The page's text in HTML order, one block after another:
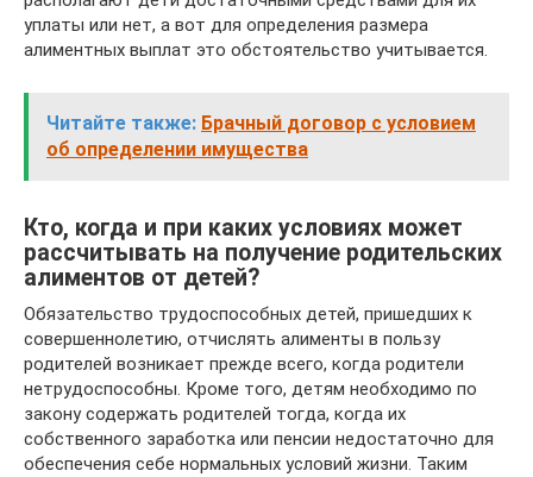
уплаты или нет, а вот для определения размера
алиментных выплат это обстоятельство учитывается.
Читайте также: Брачный договор с условием
об определении имущества
Кто, когда и при каких условиях может
рассчитывать на получение родительских
алиментов от детей?
Обязательство трудоспособных детей, пришедших к
совершеннолетию, отчислять алименты в пользу
родителей возникает прежде всего, когда родители
нетрудоспособны. Кроме того, детям необходимо по
закону содержать родителей тогда, когда их
собственного заработка или пенсии недостаточно для
обеспечения себе нормальных условий жизни. Таким